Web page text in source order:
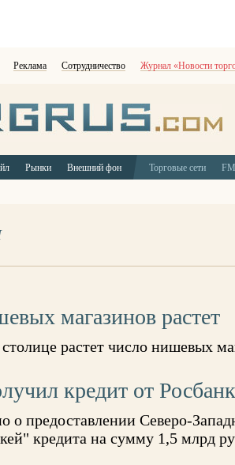
Реклама Сотрудничество Журнал «Новости
Рынки Внешний фон Торговые сети
магазинов растет
растет число нишевых
кредит от
о предоставлении Северо-
кредита на сумму 1,5 млрд